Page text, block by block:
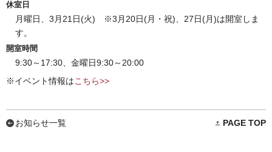
休室日
月曜日、3月21日(火) ※3月20日(月・祝)、27日(月)は開室しま
す。
開室時間
9:30～17:30、金曜日9:30～20:00
※イベント情報はこちら>>
お知らせ一覧 PAGE TOP